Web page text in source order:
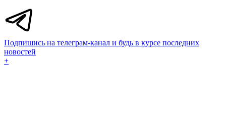
Подпишись на телеграм-канал и будь в курсе последних
новостей
+